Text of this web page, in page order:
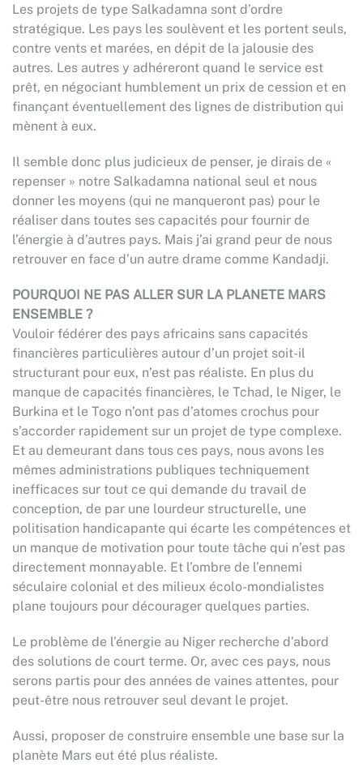
Les projets de type Salkadamna sont d’ordre
stratégique. Les pays les soulèvent et les portent seuls,
contre vents et marées, en dépit de la jalousie des
autres. Les autres y adhéreront quand le service est
prêt, en négociant humblement un prix de cession et en
finançant éventuellement des lignes de distribution qui
mènent à eux.
Il semble donc plus judicieux de penser, je dirais de «
repenser » notre Salkadamna national seul et nous
donner les moyens (qui ne manqueront pas) pour le
réaliser dans toutes ses capacités pour fournir de
l’énergie à d’autres pays. Mais j’ai grand peur de nous
retrouver en face d’un autre drame comme Kandadji.
POURQUOI NE PAS ALLER SUR LA PLANETE MARS
ENSEMBLE ?
Vouloir fédérer des pays africains sans capacités
financières particulières autour d’un projet soit-il
structurant pour eux, n’est pas réaliste. En plus du
manque de capacités financières, le Tchad, le Niger, le
Burkina et le Togo n’ont pas d’atomes crochus pour
s’accorder rapidement sur un projet de type complexe.
Et au demeurant dans tous ces pays, nous avons les
mêmes administrations publiques techniquement
inefficaces sur tout ce qui demande du travail de
conception, de par une lourdeur structurelle, une
politisation handicapante qui écarte les compétences et
un manque de motivation pour toute tâche qui n’est pas
directement monnayable. Et l’ombre de l’ennemi
séculaire colonial et des milieux écolo-mondialistes
plane toujours pour décourager quelques parties.
Le problème de l’énergie au Niger recherche d’abord
des solutions de court terme. Or, avec ces pays, nous
serons partis pour des années de vaines attentes, pour
peut-être nous retrouver seul devant le projet.
Aussi, proposer de construire ensemble une base sur la
planète Mars eut été plus réaliste.